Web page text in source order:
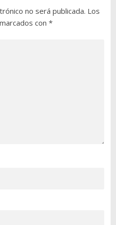
no será publicada. Los
con *